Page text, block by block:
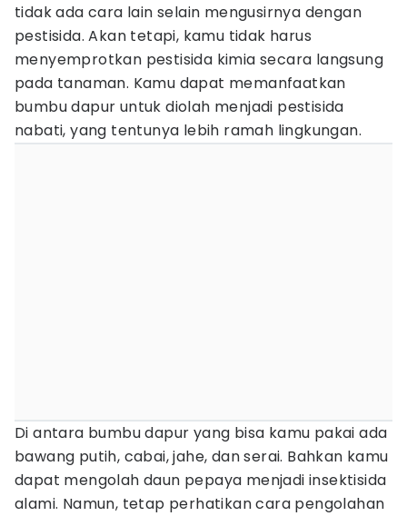
tidak ada cara lain selain mengusirnya dengan
pestisida. Akan tetapi, kamu tidak harus
menyemprotkan pestisida kimia secara langsung
pada tanaman. Kamu dapat memanfaatkan
bumbu dapur untuk diolah menjadi pestisida
nabati, yang tentunya lebih ramah lingkungan.
Di antara bumbu dapur yang bisa kamu pakai ada
bawang putih, cabai, jahe, dan serai. Bahkan kamu
dapat mengolah daun pepaya menjadi insektisida
alami. Namun, tetap perhatikan cara pengolahan